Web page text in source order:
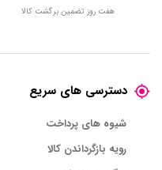
هفت روز تضمین برگشت کالا
دسترسی های سریع
شیوه های پرداخت
رویه بازگرداندن کالا